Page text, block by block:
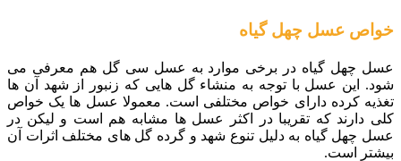
خواص عسل چهل گیاه
عسل چهل گیاه در برخی موارد به عسل سی گل هم معرفی می
شود. این عسل با توجه به منشاء گل هایی که زنبور از شهد آن ها
تغذیه کرده دارای خواص مختلفی است. معمولا عسل ها یک خواص
کلی دارند که تقریبا در اکثر عسل ها مشابه هم است و لیکن در
عسل چهل گیاه به دلیل تنوع شهد و گرده گل های مختلف اثرات آن
بیشتر است.